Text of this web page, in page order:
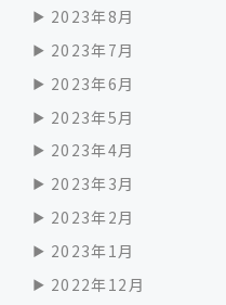
2023年8月
2023年7月
2023年6月
2023年5月
2023年4月
2023年3月
2023年2月
2023年1月
2022年12月